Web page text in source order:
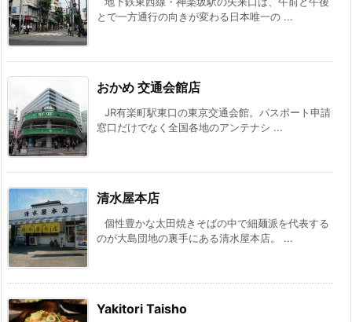
とで一方通行の向きが変わる日本唯一の ...
おかめ 交通会館店
JR有楽町駅東口の東京交通会館。パスポート申請
窓口だけでなく全国各地のアンテナシ ...
清水屋本店
個性豊かな太田焼きそばの中で細麺派を代表する
のが大島団地の裏手にある清水屋本店。 ...
Yakitori Taisho